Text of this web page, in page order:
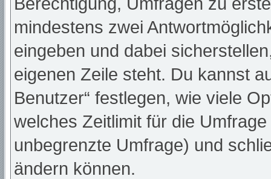
mindestens zwei
eingeben und dabei
eigenen Zeile steht. Du kannst
Benutzer“ festlegen, wie viele
welches Zeitlimit für die
unbegrenzte Umfrage) und
ändern können.